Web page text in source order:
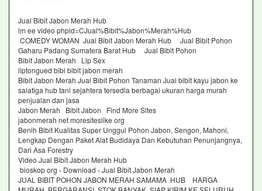
Jual Bibit Jabon Merah Hub
lm ee video phpid=CJual%Bibit%Jabon%Merah%Hub
COMEDY WOMAN Jual Bibit Jabon Merah Hub Jual Bibit Pohon
Gaharu Padang Sumatera Barat Hub Jual Bibit Pohon
Bibit Jabon Merah Lip Sex
liptongued bibi bibit jabon merah
Bibit Jabon Merah Jual Bibit Pohon Tanaman Jual bibit kayu jabon ke
salatiga hub tani sejahtera tersedia berbagai ukuran harga murah
penjualan dan jasa
Jabon Merah Bibit Jabon Find More Sites
jabonmerah net moresiteslike org
Benih Bibit Kualitas Super Unggul Pohon Jabon, Sengon, Mahoni,
Lengkap Dengan Paket Alat Budidaya Dan Kebutuhan Penunjangnya,
Dari Asa Forestry
Video Jual Bibit Jabon Merah Hub
bioskop org › Download › Jual Bibit Jabon Merah
JUAL BIBIT POHON JABON MERAH SAMAMA HUB HARGA